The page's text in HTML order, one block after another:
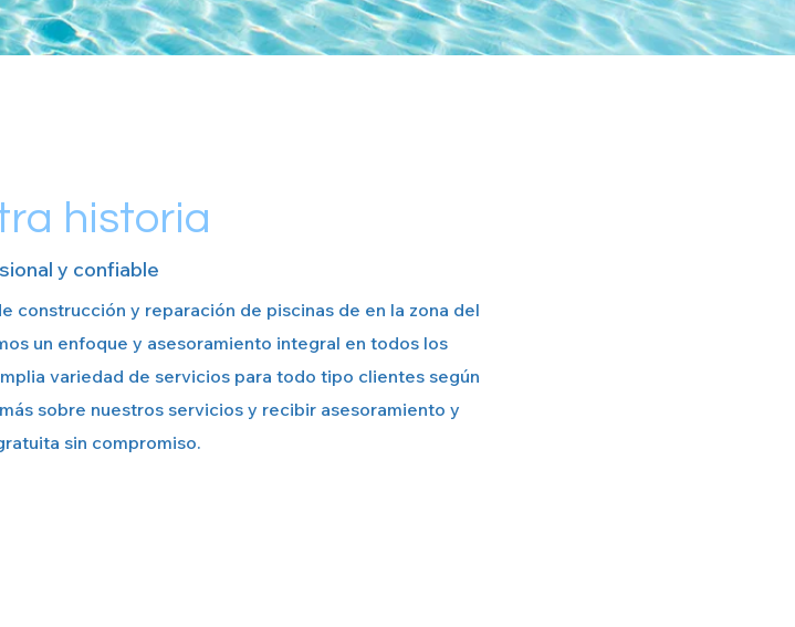
historia
y confiable
construcción y reparación de piscinas de en la zona del
un enfoque y asesoramiento integral en todos los
variedad de servicios para todo tipo clientes según
sobre nuestros servicios y recibir asesoramiento y
sin compromiso.